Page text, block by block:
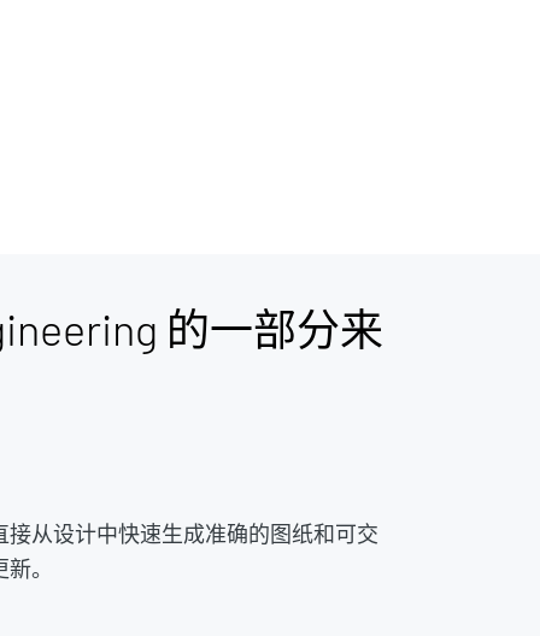
的一部分来
从设计中快速生成准确的图纸和可交
。